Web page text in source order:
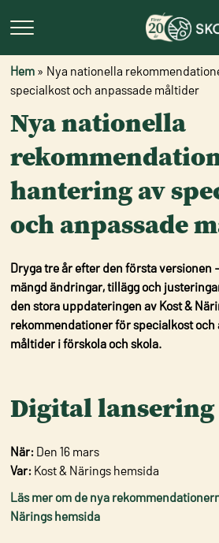
Hem » Nya nationella
specialkost och anpassade måltider
Nya nationella
hantering av
och anpassade
Dryga tre år efter den första versionen
mängd ändringar, tillägg och
den stora uppdateringen av Kost &
rekommendationer för specialkost och
måltider i förskola och skola.
Digital lansering
När: Den 16 mars
Var: Kost & Närings hemsida
Läs mer om de nya
Närings hemsida